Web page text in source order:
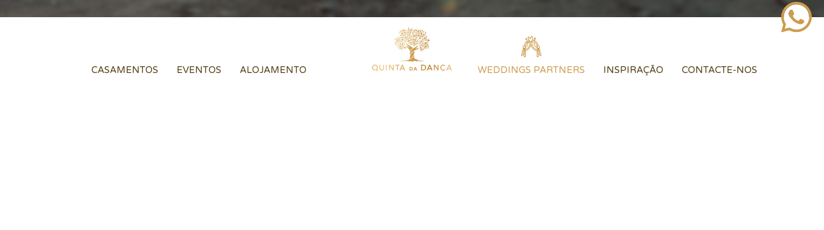
CASAMENTOS EVENTOS ALOJAMENTO WEDDINGS PARTNERS INSPIRAÇÃO CONTACTE-NOS